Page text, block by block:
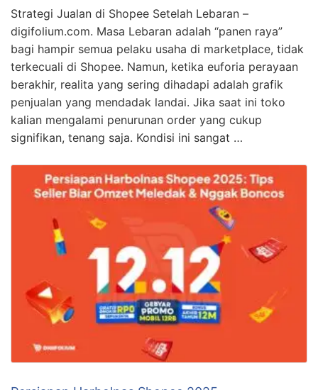
Strategi Jualan di Shopee Setelah Lebaran –
digifolium.com. Masa Lebaran adalah “panen raya”
bagi hampir semua pelaku usaha di marketplace, tidak
terkecuali di Shopee. Namun, ketika euforia perayaan
berakhir, realita yang sering dihadapi adalah grafik
penjualan yang mendadak landai. Jika saat ini toko
kalian mengalami penurunan order yang cukup
signifikan, tenang saja. Kondisi ini sangat …